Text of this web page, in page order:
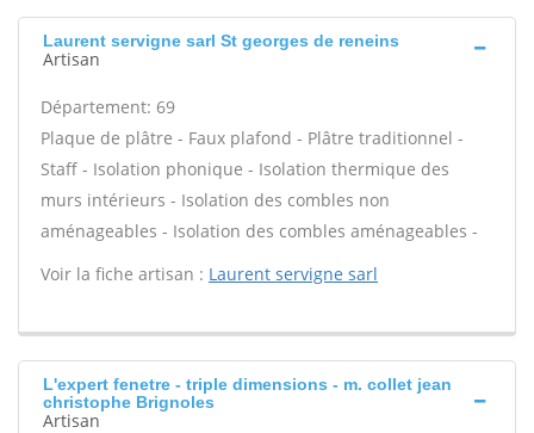
Laurent servigne sarl St georges de reneins
Artisan
Département: 69
Plaque de plâtre - Faux plafond - Plâtre traditionnel -
Staff - Isolation phonique - Isolation thermique des
murs intérieurs - Isolation des combles non
aménageables - Isolation des combles aménageables -
Voir la fiche artisan : Laurent servigne sarl
L'expert fenetre - triple dimensions - m. collet jean
christophe Brignoles
Artisan